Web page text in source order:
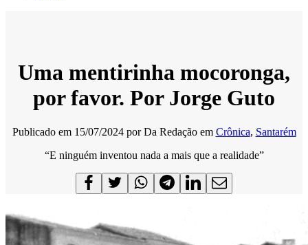
Uma mentirinha mocoronga,
por favor. Por Jorge Guto
Publicado em 15/07/2024 porDa Redação em Crônica, Santarém
“E ninguém inventou nada a mais que a realidade”